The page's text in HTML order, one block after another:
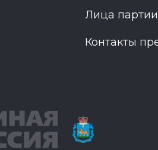
Лица партии
Контакты